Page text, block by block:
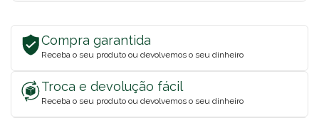
Compra garantida
Receba o seu produto ou devolvemos o seu dinheiro
Troca e devolução fácil
Receba o seu produto ou devolvemos o seu dinheiro